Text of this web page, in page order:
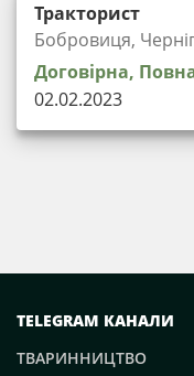
Тракторист
Бобровиця,
Договірна,
02.02.2023
TELEGRAM КАНАЛИ
ТВАРИННИЦТВО